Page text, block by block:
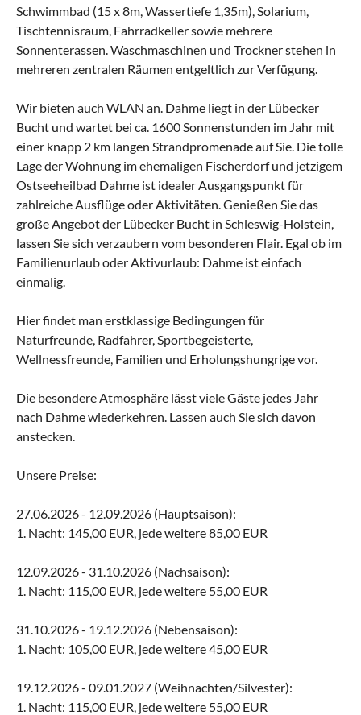
Schwimmbad (15 x 8m, Wassertiefe 1,35m), Solarium,
Tischtennisraum, Fahrradkeller sowie mehrere
Sonnenterassen. Waschmaschinen und Trockner stehen in
mehreren zentralen Räumen entgeltlich zur Verfügung.
Wir bieten auch WLAN an. Dahme liegt in der Lübecker
Bucht und wartet bei ca. 1600 Sonnenstunden im Jahr mit
einer knapp 2 km langen Strandpromenade auf Sie. Die tolle
Lage der Wohnung im ehemaligen Fischerdorf und jetzigem
Ostseeheilbad Dahme ist idealer Ausgangspunkt für
zahlreiche Ausflüge oder Aktivitäten. Genießen Sie das
große Angebot der Lübecker Bucht in Schleswig-Holstein,
lassen Sie sich verzaubern vom besonderen Flair. Egal ob im
Familienurlaub oder Aktivurlaub: Dahme ist einfach
einmalig.
Hier findet man erstklassige Bedingungen für
Naturfreunde, Radfahrer, Sportbegeisterte,
Wellnessfreunde, Familien und Erholungshungrige vor.
Die besondere Atmosphäre lässt viele Gäste jedes Jahr
nach Dahme wiederkehren. Lassen auch Sie sich davon
anstecken.
Unsere Preise:
27.06.2026 - 12.09.2026 (Hauptsaison):
1. Nacht: 145,00 EUR, jede weitere 85,00 EUR
12.09.2026 - 31.10.2026 (Nachsaison):
1. Nacht: 115,00 EUR, jede weitere 55,00 EUR
31.10.2026 - 19.12.2026 (Nebensaison):
1. Nacht: 105,00 EUR, jede weitere 45,00 EUR
19.12.2026 - 09.01.2027 (Weihnachten/Silvester):
1. Nacht: 115,00 EUR, jede weitere 55,00 EUR